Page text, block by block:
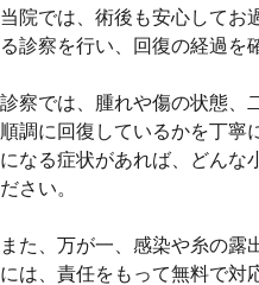
当院では、術後も安心してお
る診察を行い、回復の経過を
診察では、腫れや傷の状態、
順調に回復しているかを丁寧
になる症状があれば、どんな
ださい。
また、万が一、感染や糸の露
には、責任をもって無料で対